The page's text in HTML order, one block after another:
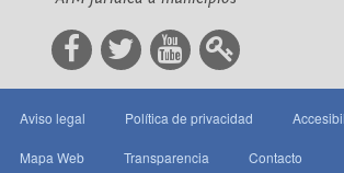
Aviso legal Política de privacidad
Mapa Web Transparencia Contacto